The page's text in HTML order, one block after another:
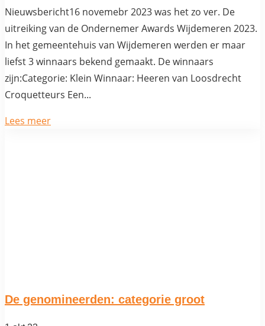
Nieuwsbericht16 novemebr 2023 was het zo ver. De
uitreiking van de Ondernemer Awards Wijdemeren 2023.
In het gemeentehuis van Wijdemeren werden er maar
liefst 3 winnaars bekend gemaakt. De winnaars
zijn:Categorie: Klein Winnaar: Heeren van Loosdrecht
Croquetteurs Een...
Lees meer
De genomineerden: categorie groot